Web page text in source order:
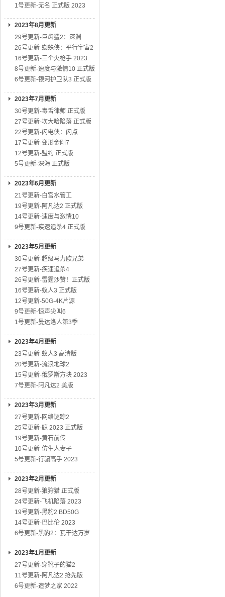
1号更新-无名 正式版 2023
2023年8月更新
29号更新-巨齿鲨2：深渊
26号更新-蜘蛛侠：平行宇宙2
16号更新-三个火枪手 2023
8号更新-速度与激情10 正式版
6号更新-银河护卫队3 正式版
2023年7月更新
30号更新-毒舌律师 正式版
27号更新-坎大哈陷落 正式版
22号更新-闪电侠：闪点
17号更新-变形金刚7
12号更新-盟约 正式版
5号更新-深海 正式版
2023年6月更新
21号更新-白宫水管工
19号更新-阿凡达2 正式版
14号更新-速度与激情10
9号更新-疾速追杀4 正式版
2023年5月更新
30号更新-超级马力欧兄弟
27号更新-疾速追杀4
26号更新-雷霆沙赞！正式版
16号更新-蚁人3 正式版
12号更新-50G-4K片源
9号更新-惊声尖叫6
1号更新-曼达洛人第3季
2023年4月更新
23号更新-蚁人3 高清版
20号更新-流浪地球2
15号更新-俄罗斯方块 2023
7号更新-阿凡达2 美版
2023年3月更新
27号更新-网络谜踪2
25号更新-鲸 2023 正式版
19号更新-黄石前传
10号更新-仿生人妻子
5号更新-行骗高手 2023
2023年2月更新
28号更新-狼狩猎 正式版
24号更新-飞机陷落 2023
19号更新-黑豹2 BD50G
14号更新-巴比伦 2023
6号更新-黑豹2：瓦干达万岁
2023年1月更新
27号更新-穿靴子的猫2
11号更新-阿凡达2 抢先版
6号更新-造梦之家 2022